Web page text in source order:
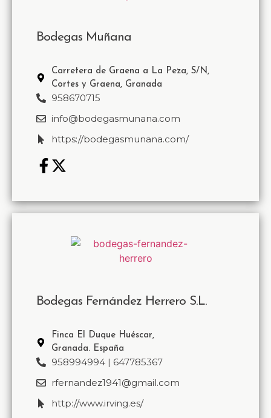
Bodegas Muñana
Carretera de Graena a La Peza, S/N,
Cortes y Graena, Granada
958670715
info@bodegasmunana.com
https://bodegasmunana.com/
Bodegas Fernández Herrero S.L.
Finca El Duque Huéscar,
Granada. España
958994994 | 647785367
rfernandez1941@gmail.com
http://www.irving.es/